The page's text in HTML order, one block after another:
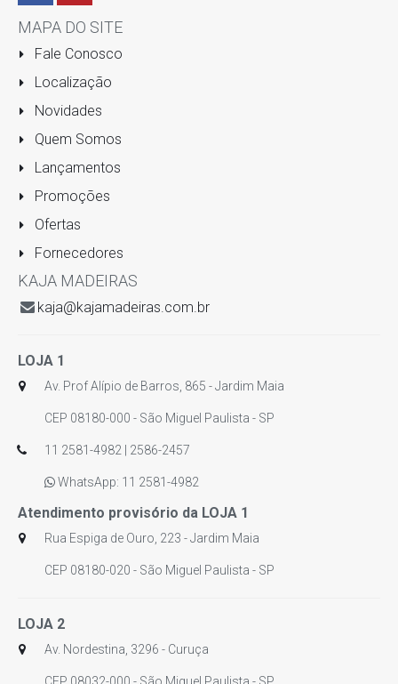
MAPA DO SITE
Fale Conosco
Localização
Novidades
Quem Somos
Lançamentos
Promoções
Ofertas
Fornecedores
KAJA MADEIRAS
kaja@kajamadeiras.com.br
LOJA 1
Av. Prof Alípio de Barros, 865 - Jardim Maia
CEP 08180-000 - São Miguel Paulista - SP
11 2581-4982 | 2586-2457
WhatsApp: 11 2581-4982
Atendimento provisório da LOJA 1
Rua Espiga de Ouro, 223 - Jardim Maia
CEP 08180-020 - São Miguel Paulista - SP
LOJA 2
Av. Nordestina, 3296 - Curuça